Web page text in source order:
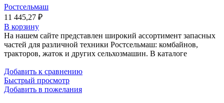
Ростсельмаш
11 445,27 ₽
В корзину
На нашем сайте представлен широкий ассортимент запасных
частей для различной техники Ростсельмаш: комбайнов,
тракторов, жаток и других сельхозмашин. В каталоге
Добавить к сравнению
Быстрый просмотр
Добавить в пожелания